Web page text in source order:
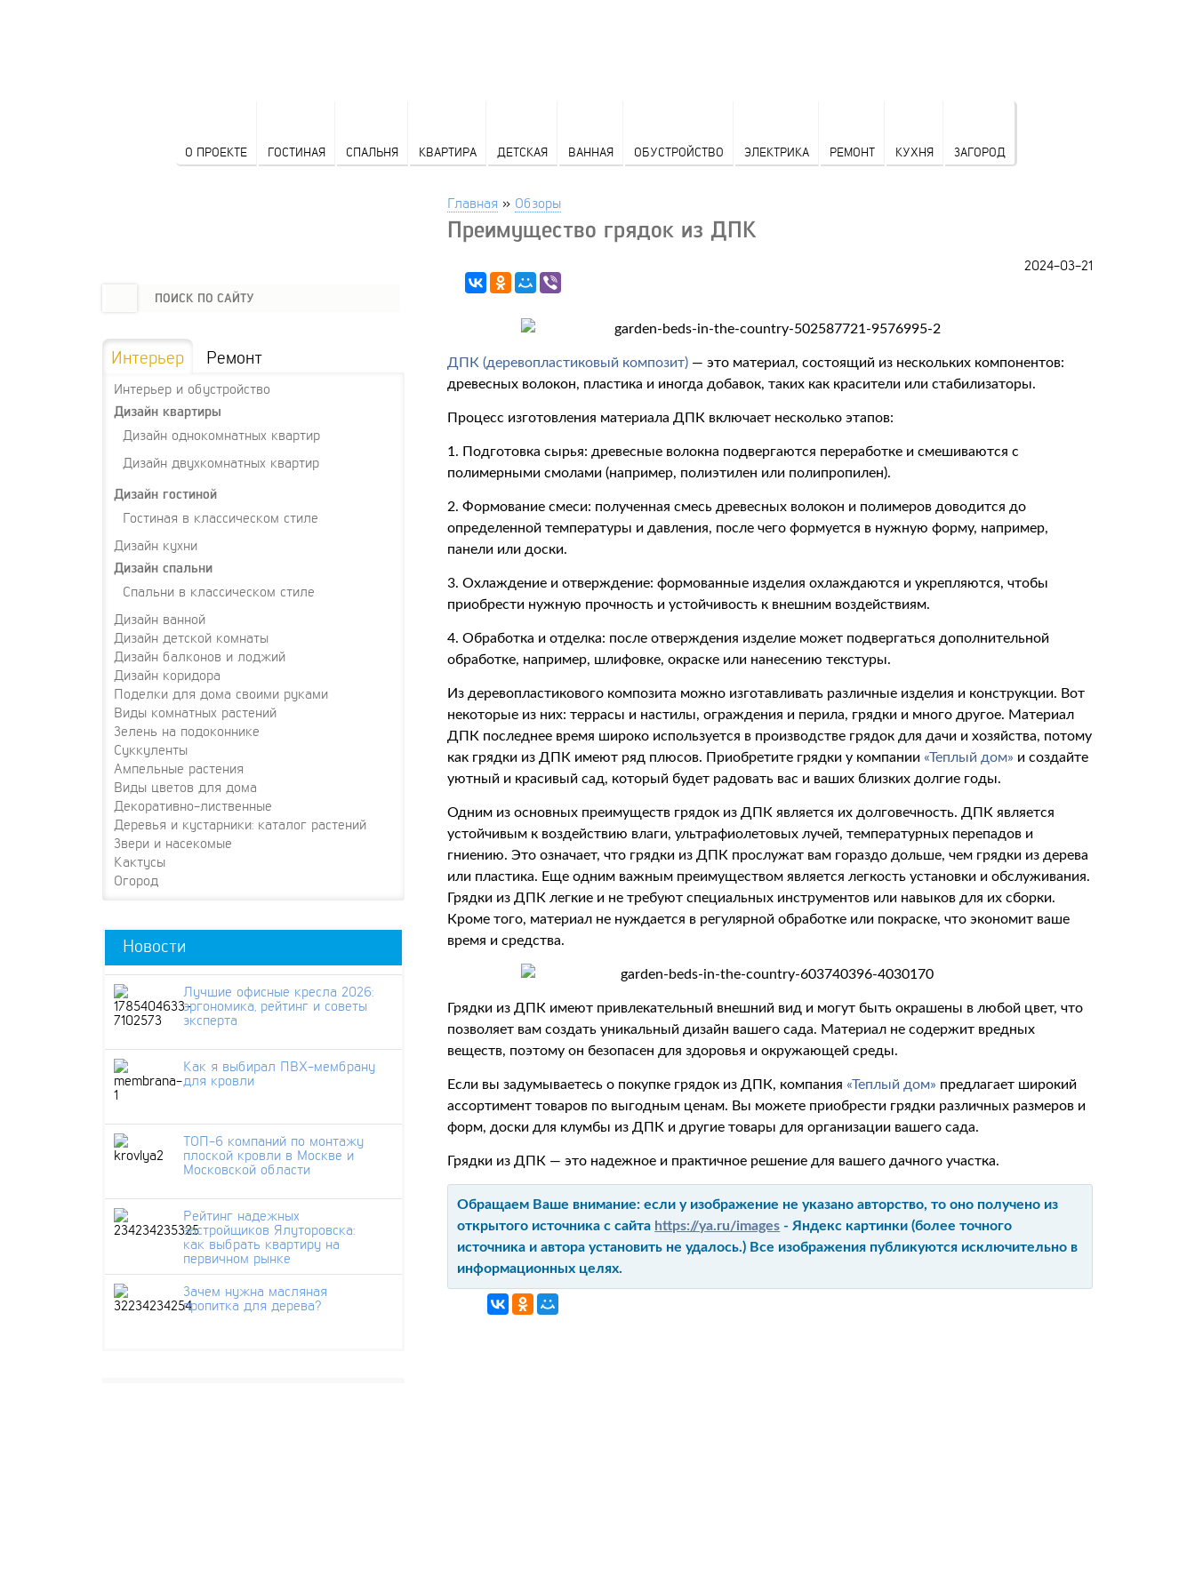
О ПРОЕКТЕ ГОСТИНАЯ СПАЛЬНЯ КВАРТИРА ДЕТСКАЯ ВАННАЯ ОБУСТРОЙСТВО ЭЛЕКТРИКА РЕМОНТ КУХНЯ ЗАГОРОД
Главная » Обзоры
Преимущество грядок из ДПК
2024-03-21
ДПК (деревопластиковый композит) — это материал, состоящий из нескольких компонентов:
древесных волокон, пластика и иногда добавок, таких как красители или стабилизаторы.
Процесс изготовления материала ДПК включает несколько этапов:
1. Подготовка сырья: древесные волокна подвергаются переработке и смешиваются с
полимерными смолами (например, полиэтилен или полипропилен).
2. Формование смеси: полученная смесь древесных волокон и полимеров доводится до
определенной температуры и давления, после чего формуется в нужную форму, например,
панели или доски.
3. Охлаждение и отверждение: формованные изделия охлаждаются и укрепляются, чтобы
приобрести нужную прочность и устойчивость к внешним воздействиям.
4. Обработка и отделка: после отверждения изделие может подвергаться дополнительной
обработке, например, шлифовке, окраске или нанесению текстуры.
Из деревопластикового композита можно изготавливать различные изделия и конструкции. Вот
некоторые из них: террасы и настилы, ограждения и перила, грядки и много другое. Материал
ДПК последнее время широко используется в производстве грядок для дачи и хозяйства, потому
как грядки из ДПК имеют ряд плюсов. Приобретите грядки у компании «Теплый дом» и создайте
уютный и красивый сад, который будет радовать вас и ваших близких долгие годы.
Одним из основных преимуществ грядок из ДПК является их долговечность. ДПК является
устойчивым к воздействию влаги, ультрафиолетовых лучей, температурных перепадов и
гниению. Это означает, что грядки из ДПК прослужат вам гораздо дольше, чем грядки из дерева
или пластика. Еще одним важным преимуществом является легкость установки и обслуживания.
Грядки из ДПК легкие и не требуют специальных инструментов или навыков для их сборки.
Кроме того, материал не нуждается в регулярной обработке или покраске, что экономит ваше
время и средства.
Грядки из ДПК имеют привлекательный внешний вид и могут быть окрашены в любой цвет, что
позволяет вам создать уникальный дизайн вашего сада. Материал не содержит вредных
веществ, поэтому он безопасен для здоровья и окружающей среды.
Если вы задумываетесь о покупке грядок из ДПК, компания «Теплый дом» предлагает широкий
ассортимент товаров по выгодным ценам. Вы можете приобрести грядки различных размеров и
форм, доски для клумбы из ДПК и другие товары для организации вашего сада.
Грядки из ДПК — это надежное и практичное решение для вашего дачного участка.
Обращаем Ваше внимание: если у изображение не указано авторство, то оно получено из
открытого источника с сайта https://ya.ru/images - Яндекс картинки (более точного
источника и автора установить не удалось.) Все изображения публикуются исключительно в
информационных целях.
Интерьер Ремонт
Интерьер и обустройство
Дизайн квартиры
Дизайн однокомнатных квартир
Дизайн двухкомнатных квартир
Дизайн гостиной
Гостиная в классическом стиле
Дизайн кухни
Дизайн спальни
Спальни в классическом стиле
Дизайн ванной
Дизайн детской комнаты
Дизайн балконов и лоджий
Дизайн коридора
Поделки для дома своими руками
Виды комнатных растений
Зелень на подоконнике
Суккуленты
Ампельные растения
Виды цветов для дома
Декоративно-лиственные
Деревья и кустарники: каталог растений
Звери и насекомые
Кактусы
Огород
Новости
Лучшие офисные кресла 2026:
эргономика, рейтинг и советы
эксперта
Как я выбирал ПВХ-мембрану
для кровли
ТОП-6 компаний по монтажу
плоской кровли в Москве и
Московской области
Рейтинг надежных
застройщиков Ялуторовска:
как выбрать квартиру на
первичном рынке
Зачем нужна масляная
пропитка для дерева?